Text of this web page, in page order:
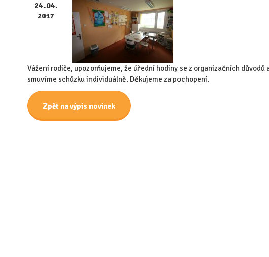
24.04.
2017
Vážení rodiče, upozorňujeme, že úřední hodiny se z organizačních
smuvíme schůzku individuálně. Děkujeme za pochopení.
Zpět na výpis novinek